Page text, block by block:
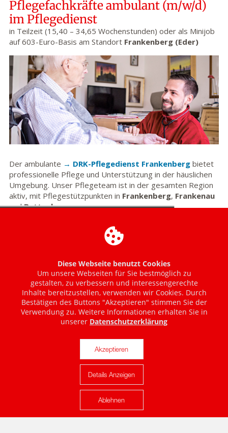
Karte anzeigen
Diese Webseite benutzt Cookies
Um unsere Webseiten für Sie bestmöglich zu
gestalten, zu verbessern und interessengerechte
Inhalte bereitzustellen, verwenden wir Cookies. Durch
Bestätigen des Buttons "Akzeptieren" stimmen Sie der
Verwendung zu. Weitere Informationen erhalten Sie in
unserer Datenschutzerklärung
Akzeptieren
Details Anzeigen
Ablehnen